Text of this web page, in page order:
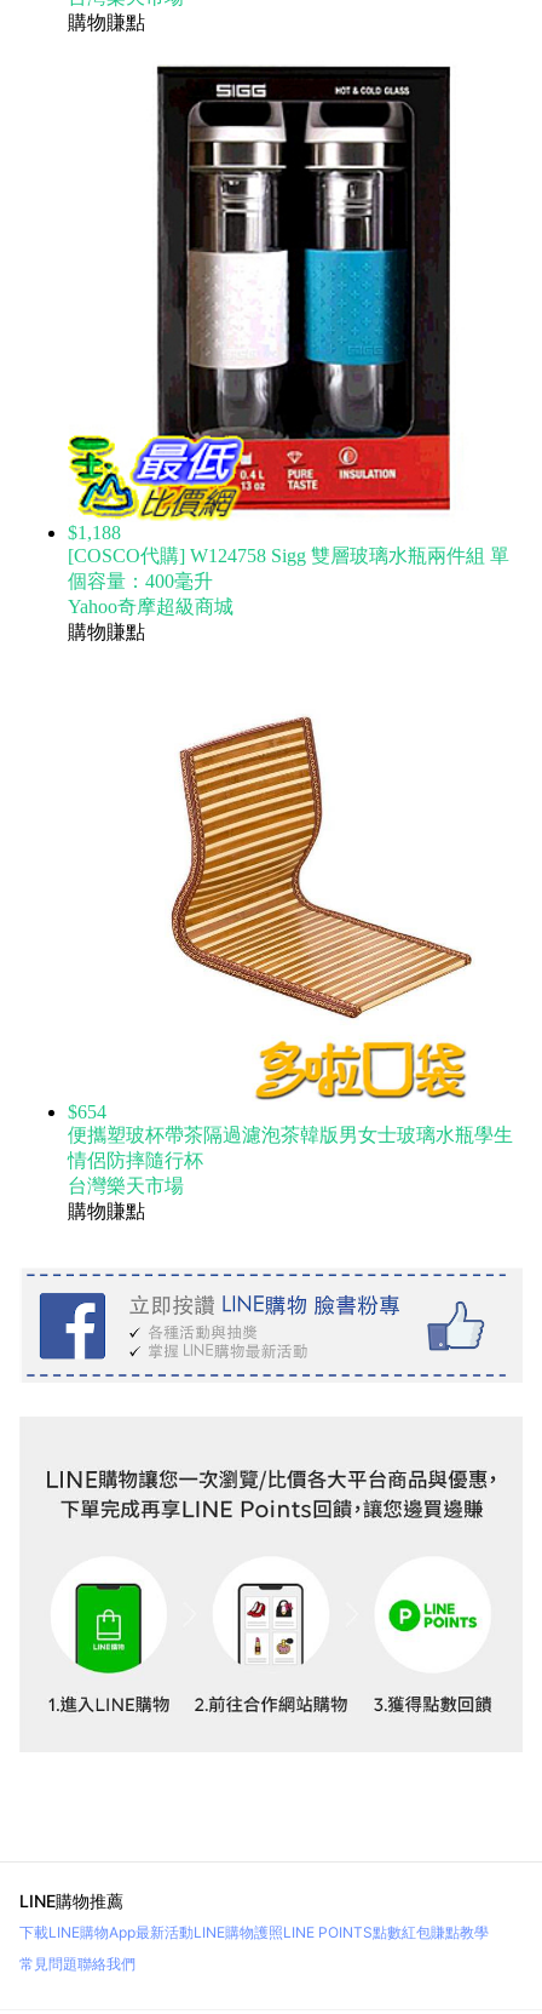
購物賺點
$1,188
[COSCO代購] W124758 Sigg 雙層玻璃水瓶兩件組 單
個容量：400毫升
Yahoo奇摩超級商城
購物賺點
$654
便攜塑玻杯帶茶隔過濾泡茶韓版男女士玻璃水瓶學生
情侶防摔隨行杯
台灣樂天市場
購物賺點
LINE購物推薦
下載LINE購物App最新活動LINE購物護照LINE POINTS點數紅包賺點教學
常見問題聯絡我們